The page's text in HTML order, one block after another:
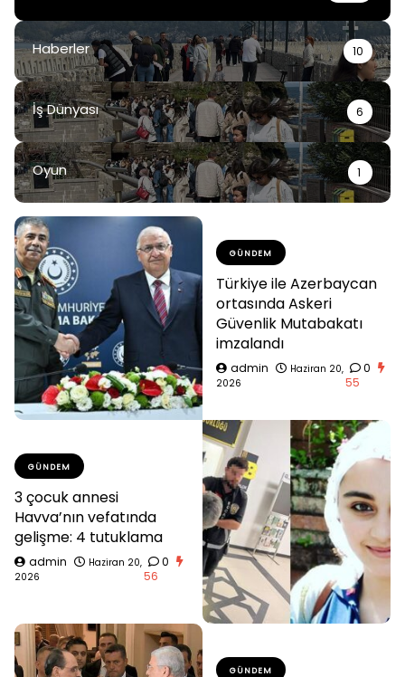
Haberler 10
İş Dünyası 6
Oyun 1
GÜNDEM
Türkiye ile Azerbaycan
ortasında Askeri
Güvenlik Mutabakatı
imzalandı
admin
Haziran 20,
2026
0
55
GÜNDEM
3 çocuk annesi
Havva’nın vefatında
gelişme: 4 tutuklama
admin
Haziran 20,
2026
0
56
GÜNDEM